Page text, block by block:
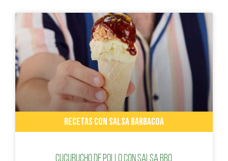
RECETAS CON SALSA BARBACOA
Cucurucho de pollo con salsa BBQ